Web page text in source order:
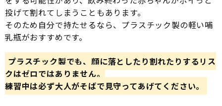
投げて割れてしまうこともあります。
そのため自分で持たせるなら、プラスチック製の軽い哺
乳瓶がおすすめです。
プラスチック製でも、顔に落としたり割れたりするリス
クはゼロではありません。
練習中は必ず大人がそばで見守ってあげてください。